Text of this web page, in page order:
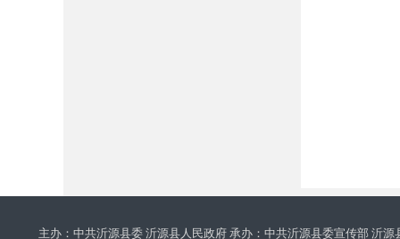
主办：中共沂源县委 沂源县人民政府 承办：中共沂源县委宣传部 沂